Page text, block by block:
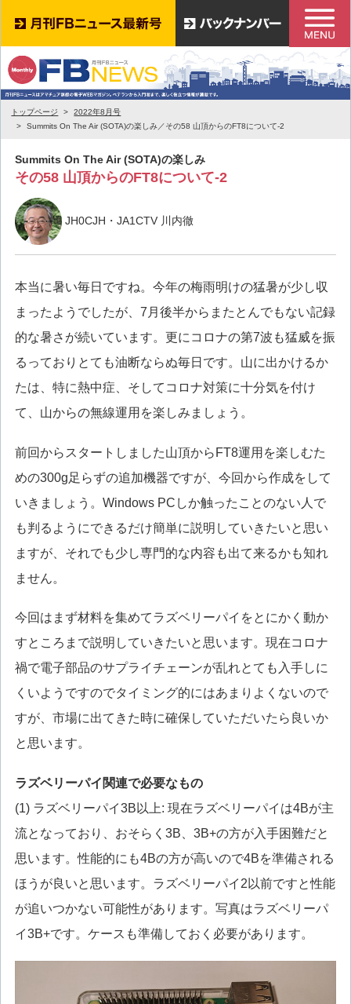
トップページ
2022年8月号
Summits On The Air (SOTA)の楽しみ／その58 山頂からのFT8について-2
Summits On The Air (SOTA)の楽しみ
その58 山頂からのFT8について-2
JH0CJH・JA1CTV 川内徹
本当に暑い毎日ですね。今年の梅雨明けの猛暑が少し収
まったようでしたが、7月後半からまたとんでもない記録
的な暑さが続いています。更にコロナの第7波も猛威を振
るっておりとても油断ならぬ毎日です。山に出かけるか
たは、特に熱中症、そしてコロナ対策に十分気を付け
て、山からの無線運用を楽しみましょう。
前回からスタートしました山頂からFT8運用を楽しむた
めの300g足らずの追加機器ですが、今回から作成をして
いきましょう。Windows PCしか触ったことのない人で
も判るようにできるだけ簡単に説明していきたいと思い
ますが、それでも少し専門的な内容も出て来るかも知れ
ません。
今回はまず材料を集めてラズベリーパイをとにかく動か
すところまで説明していきたいと思います。現在コロナ
禍で電子部品のサプライチェーンが乱れとても入手しに
くいようですのでタイミング的にはあまりよくないので
すが、市場に出てきた時に確保していただいたら良いか
と思います。
ラズベリーパイ関連で必要なもの
(1) ラズベリーパイ3B以上: 現在ラズベリーパイは4Bが主
流となっており、おそらく3B、3B+の方が入手困難だと
思います。性能的にも4Bの方が高いので4Bを準備される
ほうが良いと思います。ラズベリーパイ2以前ですと性能
が追いつかない可能性があります。写真はラズベリーパ
イ3B+です。ケースも準備しておく必要があります。